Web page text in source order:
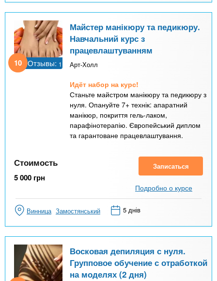
10 Отзывы: 1
Майстер манікюру та педикюру.
Навчальний курс з
працевлаштуванням
Арт-Холл
Идёт набор на курс!
Станьте майстром манікюру та педикюру з
нуля. Опануйте 7+ технік: апаратний
манікюр, покриття гель-лаком,
парафінотерапію. Європейський диплом
та гарантоване працевлаштування.
Стоимость
5 000 грн
Записаться
Подробно о курсе
Винница Замостянський 5 днів
Восковая депиляция с нуля.
Групповое обучение с отработкой
на моделях (2 дня)